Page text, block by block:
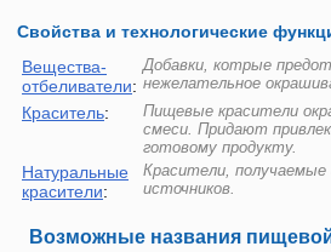
Свойства и технологические
Вещества-
отбеливатели:
Добавки, котрые
нежелательное
Краситель:
Пищевые красители
смеси. Придают
готовому продукту.
Натуральные
красители:
Красители, получаемые
источников.
Возможные названия